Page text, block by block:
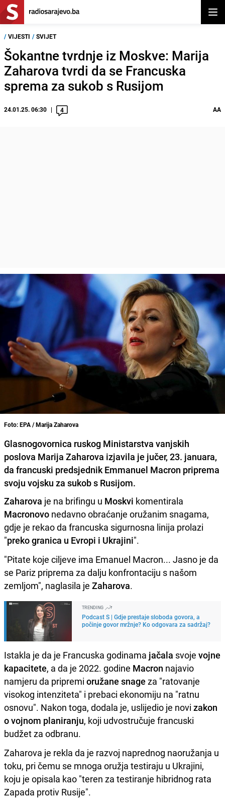
/ VIJESTI / SVIJET
Šokantne tvrdnje iz Moskve: Marija
Zaharova tvrdi da se Francuska
sprema za sukob s Rusijom
24.01.25. 06:30 4 AA
Foto: EPA / Marija Zaharova
Glasnogovornica ruskog Ministarstva vanjskih
poslova Marija Zaharova izjavila je jučer, 23. januara,
da francuski predsjednik Emmanuel Macron priprema
svoju vojsku za sukob s Rusijom.
Zaharova je na brifingu u Moskvi komentirala
Macronovo nedavno obraćanje oružanim snagama,
gdje je rekao da francuska sigurnosna linija prolazi
"preko granica u Evropi i Ukrajini".
"Pitate koje ciljeve ima Emanuel Macron... Jasno je da
se Pariz priprema za dalju konfrontaciju s našom
zemljom", naglasila je Zaharova.
TRENDING
Podcast S | Gdje prestaje sloboda govora, a
počinje govor mržnje? Ko odgovara za sadržaj?
Istakla je da je Francuska godinama jačala svoje vojne
kapacitete, a da je 2022. godine Macron najavio
namjeru da pripremi oružane snage za "ratovanje
visokog intenziteta" i prebaci ekonomiju na "ratnu
osnovu". Nakon toga, dodala je, uslijedio je novi zakon
o vojnom planiranju, koji udvostručuje francuski
budžet za odbranu.
Zaharova je rekla da je razvoj naprednog naoružanja u
toku, pri čemu se mnoga oružja testiraju u Ukrajini,
koju je opisala kao "teren za testiranje hibridnog rata
Zapada protiv Rusije".